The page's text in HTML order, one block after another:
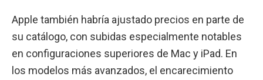
Apple también habría ajustado precios en parte de
su catálogo, con subidas especialmente notables
en configuraciones superiores de Mac y iPad. En
los modelos más avanzados, el encarecimiento